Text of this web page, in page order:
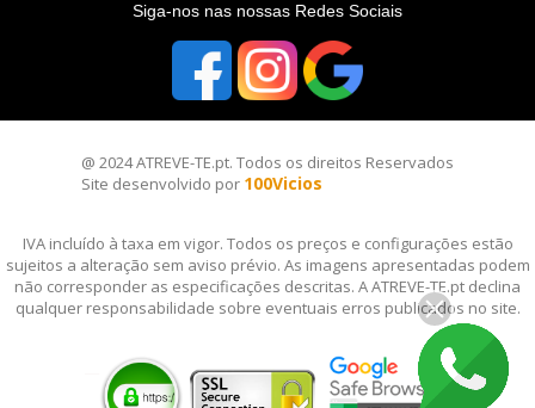
Siga-nos nas nossas Redes Sociais
@ 2024 ATREVE-TE.pt. Todos os direitos Reservados
Site desenvolvido por 100Vicios
IVA incluído à taxa em vigor. Todos os preços e configurações estão
sujeitos a alteração sem aviso prévio. As imagens apresentadas podem
não corresponder as especificações descritas. A ATREVE-TE.pt declina
qualquer responsabilidade sobre eventuais erros publicados no site.